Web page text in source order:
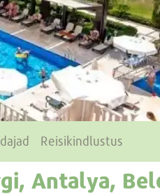
Reisikindlustus
Antalya,